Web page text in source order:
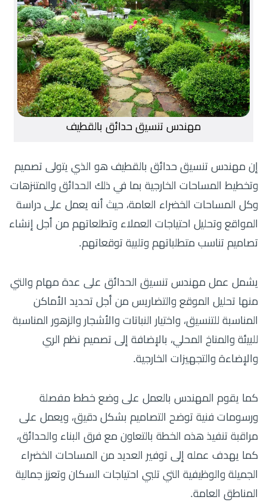
مهندس تنسيق حدائق بالقطيف
إن مهندس تنسيق حدائق بالقطيف هو الذي يتولى تصميم
وتخطيط المساحات الخارجية بما في ذلك الحدائق والمتنزهات
وكل المساحات الخضراء العامة، حيث أنه يعمل على دراسة
المواقع وتحليل احتياجات العملاء وتطلعاتهم من أجل إنشاء
تصاميم تناسب متطلباتهم وتلبية توقعاتهم.
يشمل عمل مهندس تنسيق الحدائق على عدة مهام والتي
منها تحليل الموقع والتضاريس من أجل تحديد الأماكن
المناسبة للتنسيق، واختيار النباتات والأشجار والزهور المناسبة
للبيئة والمناخ المحلي، بالإضافة إلى تصميم نظم الري
والإضاءة والتجهيزات الخارجية.
كما يقوم المهندس بالعمل على وضع خطط مفصلة
ورسومات فنية توضح التصاميم بشكل دقيق، ويعمل على
مراقبة تنفيذ هذه الخطة بالتعاون مع فرق البناء والحدائق،
كما يهدف عمله إلى توفير العديد من المساحات الخضراء
الجميلة والوظيفية التي تلبي احتياجات السكان وتعزز جمالية
المناطق العامة.